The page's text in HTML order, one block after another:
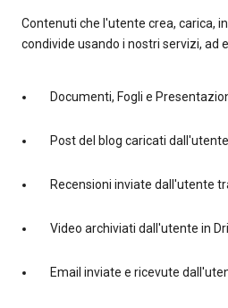
Contenuti che l'utente crea, carica,
condivide usando i nostri servizi, ad
Documenti, Fogli e
Post del blog caricati
Recensioni inviate dall'utente
Video archiviati dall'utente in
Email inviate e ricevute